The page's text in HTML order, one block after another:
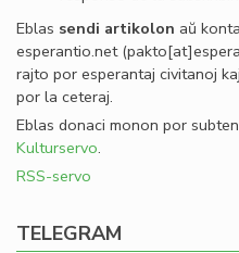
Eblas sendi artikolon aŭ
esperantio.net
rajto por esperantaj civitanoj
por la ceteraj.
Eblas donaci monon por
Kulturservo.
RSS-servo
TELEGRAM